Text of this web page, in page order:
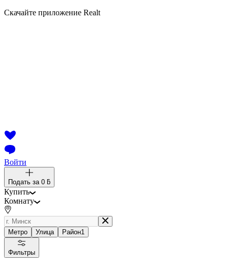
Скачайте приложение Realt
Войти
Подать за 0 ƃ
Купить
Комнату
Метро Улица Район1
Фильтры